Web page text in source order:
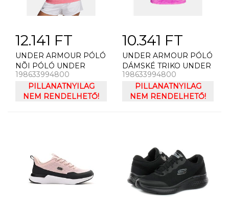
12.141 FT
UNDER ARMOUR PÓLÓ
NÕI PÓLÓ UNDER
ARMOUR TECH SSC-
TWIST
198633994800
PILLANATNYILAG
NEM RENDELHETŐ!
10.341 FT
UNDER ARMOUR PÓLÓ
DÁMSKÉ TRIKO UNDER
ARMOUR TECH TWIST
BL SSC
198633994800
PILLANATNYILAG
NEM RENDELHETŐ!